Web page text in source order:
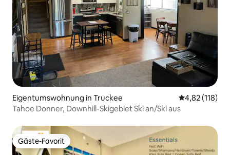
Eigentumswohnung in Truckee
4,82 (118)
Tahoe Donner, Downhill-Skigebiet Ski an/Ski aus
Gäste-Favorit
Gäste-Favorit